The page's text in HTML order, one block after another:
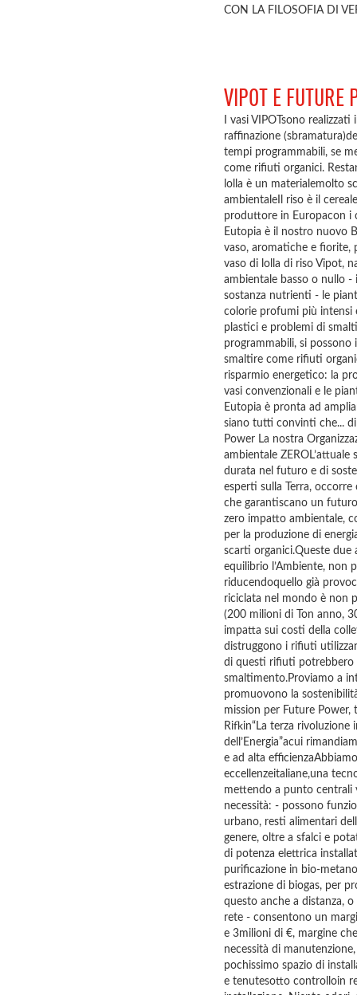
CON LA FILOSOFIA DI
VIPOT E FUTURE
I vasi VIPOTsono
raffinazione
tempi programmabili, se
come rifiuti organici.
lolla è un materialemolto
ambientaleIl riso è il
produttore in Europacon i
Eutopia è il nostro nuovo
vaso, aromatiche e
vaso di lolla di riso Vipot,
ambientale basso o nullo -
sostanza nutrienti - le
colorie profumi più intensi
plastici e problemi di
programmabili, si possono
smaltire come rifiuti
risparmio energetico: la
vasi convenzionali e le
Eutopia è pronta ad
siano tutti convinti che... di
Power La nostra
ambientale
durata nel futuro e di
esperti sulla Terra,
che garantiscano un
zero impatto ambientale,
per la produzione di
scarti organici.Queste due
equilibrio l’Ambiente, non
riducendoquello già
riciclata nel mondo è non
(200 milioni di Ton anno,
impatta sui costi della
distruggono i rifiuti
di questi rifiuti potrebbero
smaltimento.Proviamo a
promuovono la
mission per Future
Rifkin“La terza rivoluzione
dell’Energia”acui
e ad alta
eccellenzeitaliane,una
mettendo a punto centrali
necessità: - possono
urbano, resti alimentari
genere, oltre a sfalci e
di potenza elettrica
purificazione in bio-
estrazione di biogas, per
questo anche a distanza,
rete - consentono un
e 3milioni di €, margine
necessità di
pochissimo spazio di
e tenutesotto controlloin